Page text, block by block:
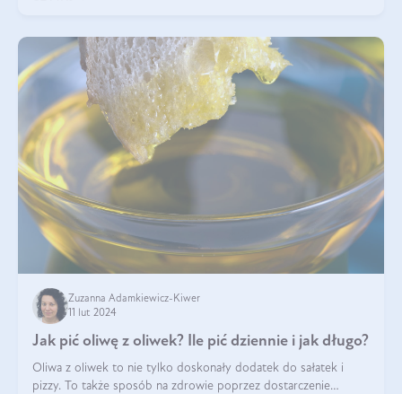
Zuzanna Adamkiewicz-Kiwer
11 lut 2024
Jak pić oliwę z oliwek? Ile pić dziennie i jak długo?
Oliwa z oliwek to nie tylko doskonały dodatek do sałatek i
pizzy. To także sposób na zdrowie poprzez dostarczenie